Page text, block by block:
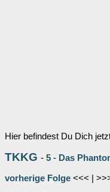
Hier befindest Du Dich
TKKG - 5 - Das
vorherige Folge <<< |